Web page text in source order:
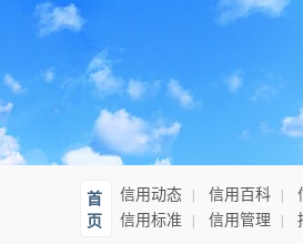
首
页
信用动态 信用百科
信用标准
信用管理